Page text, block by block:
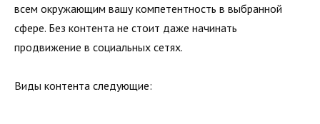
всем окружающим вашу компетентность в выбранной
сфере. Без контента не стоит даже начинать
продвижение в социальных сетях.
Виды контента следующие: